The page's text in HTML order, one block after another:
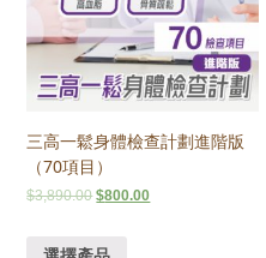
三高一鬆身體檢查計劃進階版
（70項目）
$3,890.00 $800.00